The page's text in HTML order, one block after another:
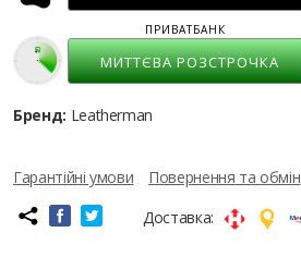
МИТТЄВА РОЗСТРОЧКА
ПРИВАТБАНК
Бренд: Leatherman
Гарантійні умови Повернення та обмін
Доставка: